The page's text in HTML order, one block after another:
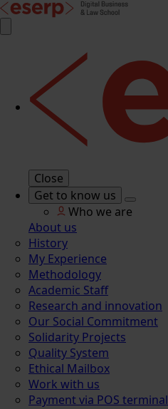
Close
Get to know us
Who we are
About us
History
My Experience
Methodology
Academic Staff
Research and innovation
Our Social Commitment
Solidarity Projects
Quality System
Ethical Mailbox
Work with us
Payment via POS terminal